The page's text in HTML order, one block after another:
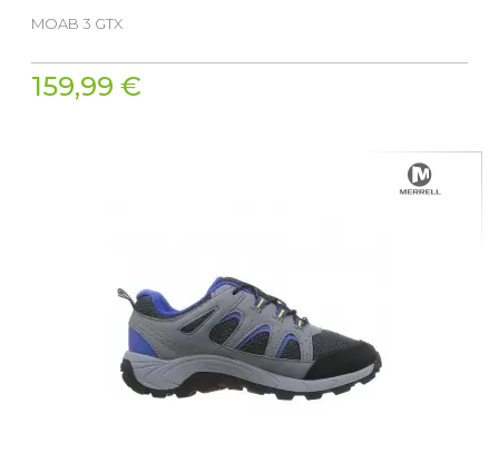
MOAB 3 GTX
159,99 €